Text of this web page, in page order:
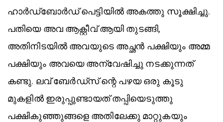
ഹാർഡ്ബോർഡ് പെട്ടിയിൽ അകത്തു സൂക്ഷിച്ചു.
പതിയെ അവ ആക്റ്റീവ് ആയി തുടങ്ങി,
അതിനിടയിൽ അവയുടെ അച്ഛൻ പക്ഷിയും അമ്മ
പക്ഷിയും അവയെ അന്വേഷിച്ചു നടക്കുന്നത്
കണ്ടു. ലവ്‌ ബേർഡ്‌സ് ന്റെ പഴയ ഒരു കൂടു
മുകളിൽ ഇരുപ്പുണ്ടായത് തപ്പിയെടുത്തു
പക്ഷികുഞ്ഞുങ്ങളെ അതിലേക്കു മാറ്റുകയും